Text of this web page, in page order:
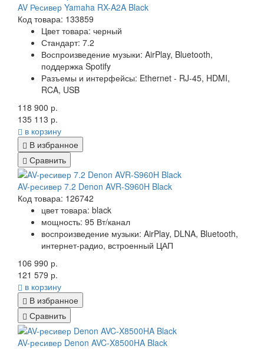
AV Ресивер Yamaha RX-A2A Black
Код товара: 133859
Цвет товара: черный
Стандарт: 7.2
Воспроизведение музыки: AirPlay, Bluetooth,
поддержка Spotify
Разъемы и интерфейсы: Ethernet - RJ-45, HDMI,
RCA, USB
118 900 р.
135 113 р.
в корзину
В избранное
Сравнить
AV-ресивер 7.2 Denon AVR-S960H Black
Код товара: 126742
цвет товара: black
мощность: 95 Вт/канал
воспроизведение музыки: AirPlay, DLNA, Bluetooth,
интернет-радио, встроенный ЦАП
106 990 р.
121 579 р.
в корзину
В избранное
Сравнить
AV-ресивер Denon AVC-X8500HA Black